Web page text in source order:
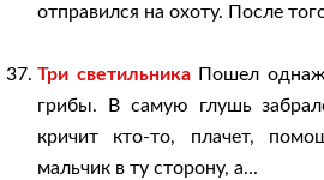
отправился на охоту. После
Три светильникаПошел
грибы. В самую глушь
кричит кто-то, плачет,
мальчик в ту сторону, а...